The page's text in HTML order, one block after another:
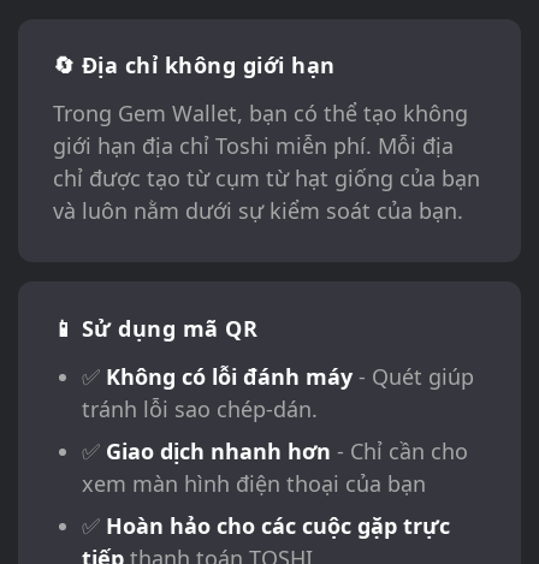
🔄 Địa chỉ không giới hạn
Trong Gem Wallet, bạn có thể tạo không
giới hạn địa chỉ Toshi miễn phí. Mỗi địa
chỉ được tạo từ cụm từ hạt giống của bạn
và luôn nằm dưới sự kiểm soát của bạn.
📱 Sử dụng mã QR
✅ Không có lỗi đánh máy- Quét giúp
tránh lỗi sao chép-dán.
✅ Giao dịch nhanh hơn - Chỉ cần cho
xem màn hình điện thoại của bạn
✅ Hoàn hảo cho các cuộc gặp trực
tiếpthanh toán TOSHI